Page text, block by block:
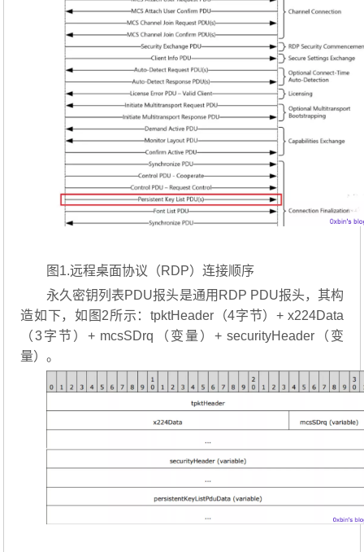
图1.远程桌面协议（RDP）连接顺序
永久密钥列表PDU报头是通用RDP PDU报头，其构
造如下，如图2所示：tpktHeader（4字节）+ x224Data
（3字节）+ mcsSDrq（变量）+ securityHeader（变
量）。